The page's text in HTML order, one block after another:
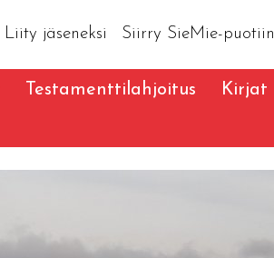
Liity jäseneksi Siirry SieMie-puotiin
Testamenttilahjoitus Kirjat